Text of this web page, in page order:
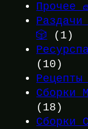
Прочее
🎲 (1)
(10)
Сборки
(18)
Сборки